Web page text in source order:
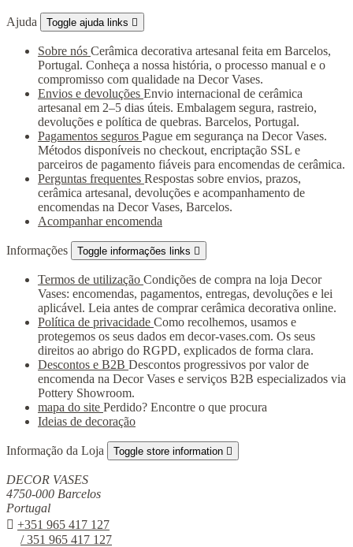
Ajuda Toggle ajuda links 
Sobre nós Cerâmica decorativa artesanal feita em Barcelos,
Portugal. Conheça a nossa história, o processo manual e o
compromisso com qualidade na Decor Vases.
Envios e devoluções Envio internacional de cerâmica
artesanal em 2–5 dias úteis. Embalagem segura, rastreio,
devoluções e política de quebras. Barcelos, Portugal.
Pagamentos seguros Pague em segurança na Decor Vases.
Métodos disponíveis no checkout, encriptação SSL e
parceiros de pagamento fiáveis para encomendas de cerâmica.
Perguntas frequentes Respostas sobre envios, prazos,
cerâmica artesanal, devoluções e acompanhamento de
encomendas na Decor Vases, Barcelos.
Acompanhar encomenda
Informações Toggle informações links 
Termos de utilização Condições de compra na loja Decor
Vases: encomendas, pagamentos, entregas, devoluções e lei
aplicável. Leia antes de comprar cerâmica decorativa online.
Política de privacidade Como recolhemos, usamos e
protegemos os seus dados em decor-vases.com. Os seus
direitos ao abrigo do RGPD, explicados de forma clara.
Descontos e B2B Descontos progressivos por valor de
encomenda na Decor Vases e serviços B2B especializados via
Pottery Showroom.
mapa do site Perdido? Encontre o que procura
Ideias de decoração
Informação da Loja Toggle store information 
DECOR VASES
4750-000 Barcelos
Portugal
 +351 965 417 127
/ 351 965 417 127